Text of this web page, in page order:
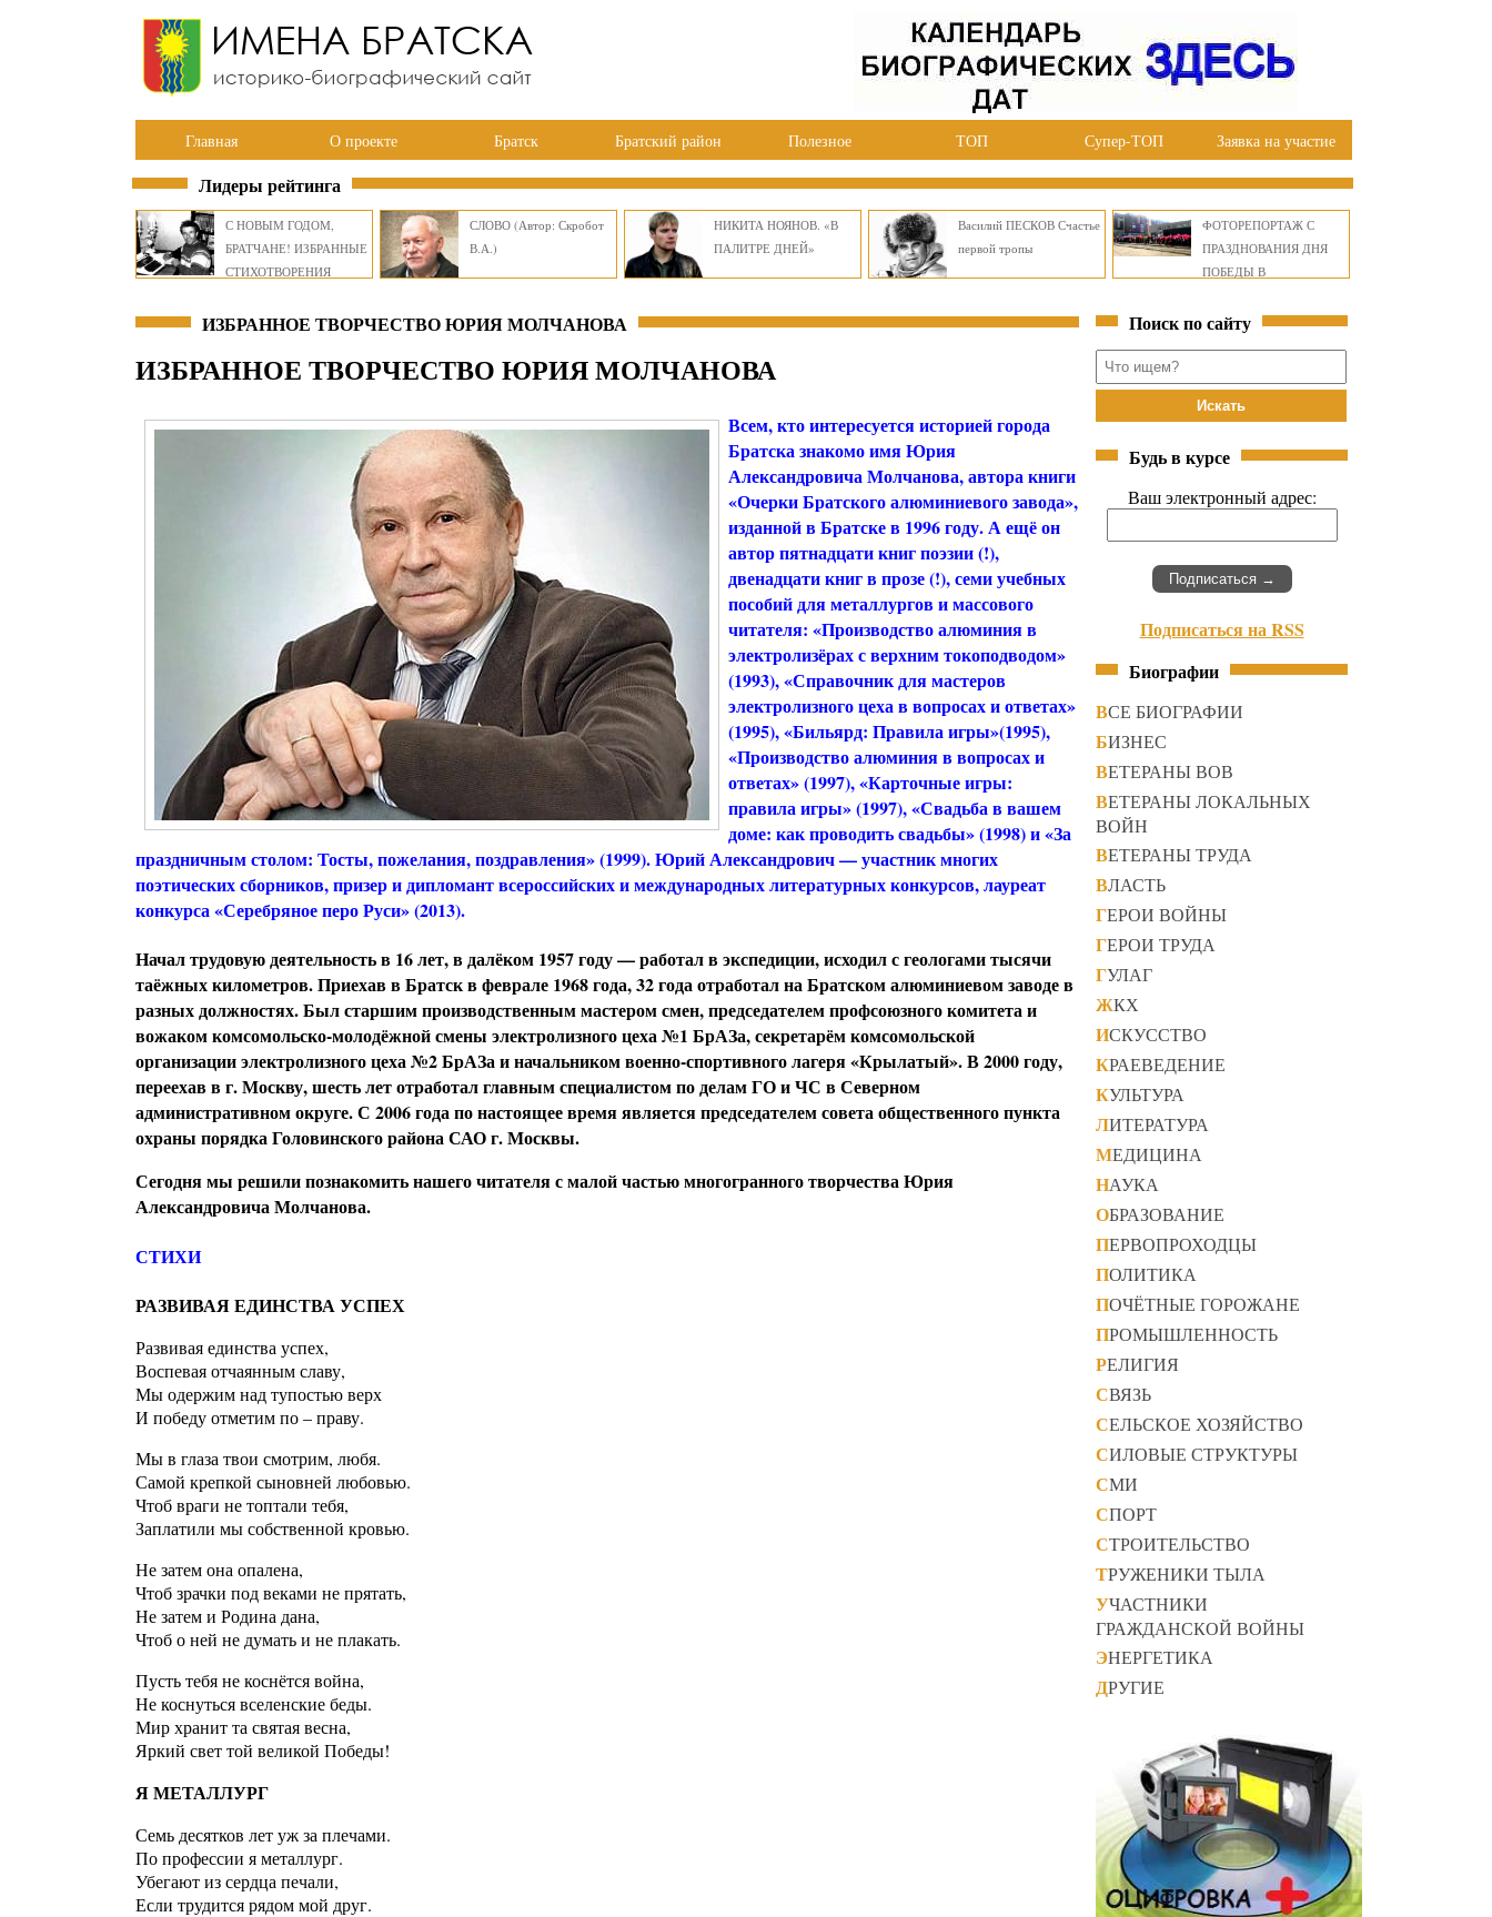
Главная О проекте Братск Братский район Полезное ТОП Супер-ТОП Заявка на участие
Лидеры рейтинга
С НОВЫМ ГОДОМ,
БРАТЧАНЕ! ИЗБРАННЫЕ
СТИХОТВОРЕНИЯ
СЛОВО (Автор: Скробот
В.А.)
НИКИТА НОЯНОВ. «В
ПАЛИТРЕ ДНЕЙ»
Василий ПЕСКОВ Счастье
первой тропы
ФОТОРЕПОРТАЖ С
ПРАЗДНОВАНИЯ ДНЯ
ПОБЕДЫ В
ОКРУГЕ БРАТСКА
ИЗБРАННОЕ ТВОРЧЕСТВО ЮРИЯ МОЛЧАНОВА
ИЗБРАННОЕ ТВОРЧЕСТВО ЮРИЯ МОЛЧАНОВА
Всем, кто интересуется историей города
Братска знакомо имя Юрия
Александровича Молчанова, автора книги
«Очерки Братского алюминиевого завода»,
изданной в Братске в 1996 году. А ещё он
автор пятнадцати книг поэзии (!),
двенадцати книг в прозе (!), семи учебных
пособий для металлургов и массового
читателя: «Производство алюминия в
электролизёрах с верхним токоподводом»
(1993), «Справочник для мастеров
электролизного цеха в вопросах и ответах»
(1995), «Бильярд: Правила игры»(1995),
«Производство алюминия в вопросах и
ответах» (1997), «Карточные игры:
правила игры» (1997), «Свадьба в вашем
доме: как проводить свадьбы» (1998) и «За
праздничным столом: Тосты, пожелания, поздравления» (1999). Юрий Александрович — участник многих
поэтических сборников, призер и дипломант всероссийских и международных литературных конкурсов, лауреат
конкурса «Серебряное перо Руси» (2013).
Начал трудовую деятельность в 16 лет, в далёком 1957 году — работал в экспедиции, исходил с геологами тысячи
таёжных километров. Приехав в Братск в феврале 1968 года, 32 года отработал на Братском алюминиевом заводе в
разных должностях. Был старшим производственным мастером смен, председателем профсоюзного комитета и
вожаком комсомольско-молодёжной смены электролизного цеха №1 БрАЗа, секретарём комсомольской
организации электролизного цеха №2 БрАЗа и начальником военно-спортивного лагеря «Крылатый». В 2000 году,
переехав в г. Москву, шесть лет отработал главным специалистом по делам ГО и ЧС в Северном
административном округе. С 2006 года по настоящее время является председателем совета общественного пункта
охраны порядка Головинского района САО г. Москвы.
Сегодня мы решили познакомить нашего читателя с малой частью многогранного творчества Юрия
Александровича Молчанова.
СТИХИ
РАЗВИВАЯ ЕДИНСТВА УСПЕХ
Развивая единства успех,
Воспевая отчаянным славу,
Мы одержим над тупостью верх
И победу отметим по – праву.
Мы в глаза твои смотрим, любя.
Самой крепкой сыновней любовью.
Чтоб враги не топтали тебя,
Заплатили мы собственной кровью.
Не затем она опалена,
Чтоб зрачки под веками не прятать,
Не затем и Родина дана,
Чтоб о ней не думать и не плакать.
Пусть тебя не коснётся война,
Не коснуться вселенские беды.
Мир хранит та святая весна,
Яркий свет той великой Победы!
Я МЕТАЛЛУРГ
Семь десятков лет уж за плечами.
По профессии я металлург.
Убегают из сердца печали,
Если трудится рядом мой друг.
Поиск по сайту
Будь в курсе
Ваш электронный адрес:
Подписаться на RSS
Биографии
ВСЕ БИОГРАФИИ
БИЗНЕС
ВЕТЕРАНЫ ВОВ
ВЕТЕРАНЫ ЛОКАЛЬНЫХ
ВОЙН
ВЕТЕРАНЫ ТРУДА
ВЛАСТЬ
ГЕРОИ ВОЙНЫ
ГЕРОИ ТРУДА
ГУЛАГ
ЖКХ
ИСКУССТВО
КРАЕВЕДЕНИЕ
КУЛЬТУРА
ЛИТЕРАТУРА
МЕДИЦИНА
НАУКА
ОБРАЗОВАНИЕ
ПЕРВОПРОХОДЦЫ
ПОЛИТИКА
ПОЧЁТНЫЕ ГОРОЖАНЕ
ПРОМЫШЛЕННОСТЬ
РЕЛИГИЯ
СВЯЗЬ
СЕЛЬСКОЕ ХОЗЯЙСТВО
СИЛОВЫЕ СТРУКТУРЫ
СМИ
СПОРТ
СТРОИТЕЛЬСТВО
ТРУЖЕНИКИ ТЫЛА
УЧАСТНИКИ
ГРАЖДАНСКОЙ ВОЙНЫ
ЭНЕРГЕТИКА
ДРУГИЕ